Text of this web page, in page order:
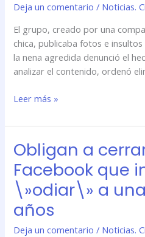
Deja un comentario / Noticias.
El grupo, creado por una
chica, publicaba fotos e
la nena agredida denunció el
analizar el contenido, ordenó
Facebook
incitaba
a
\»odiar\»
a
nena
años
Leer más »
Obligan a
Facebook que
\»odiar\» a
años
Deja un comentario / Noticias.
Obligan
cerrar
un
grupo
de
Facebook